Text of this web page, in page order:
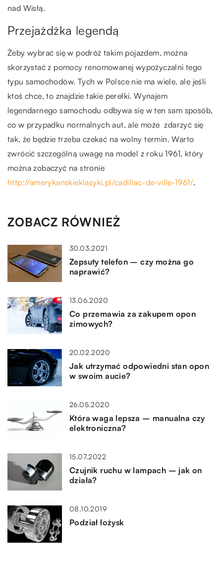
nad Wisłą.
Przejażdżka legendą
Żeby wybrać się w podróż takim pojazdem, można
skorzystać z pomocy renomowanej wypożyczalni tego
typu samochodów. Tych w Polsce nie ma wiele, ale jeśli
ktoś chce, to znajdzie takie perełki. Wynajem
legendarnego samochodu odbywa się w ten sam sposób,
co w przypadku normalnych aut, ale może zdarzyć się
tak, że będzie trzeba czekać na wolny termin. Warto
zwrócić szczególną uwagę na model z roku 1961, który
można zobaczyć na stronie
http://amerykanskieklasyki.pl/cadillac-de-ville-1961/.
ZOBACZ RÓWNIEŻ
30.03.2021
Zepsuty telefon – czy można go
naprawić?
13.06.2020
Co przemawia za zakupem opon
zimowych?
20.02.2020
Jak utrzymać odpowiedni stan opon
w swoim aucie?
26.05.2020
Która waga lepsza – manualna czy
elektroniczna?
15.07.2022
Czujnik ruchu w lampach – jak on
działa?
08.10.2019
Podział łożysk